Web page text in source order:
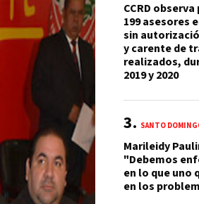
CCRD
199 asesores
sin
y carente de
realizados,
2019 y 2020
SANTO
Marileidy
"Debemos
en lo que uno
en los